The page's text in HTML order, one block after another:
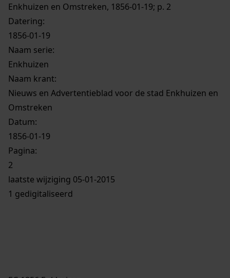
Enkhuizen en Omstreken, 1856-01-19; p. 2
Datering:
1856-01-19
Naam serie:
Enkhuizen
Naam krant:
Nieuws en Advertentieblad voor de stad Enkhuizen en
Omstreken
Datum:
1856-01-19
Pagina:
2
laatste wijziging 05-01-2015
1 gedigitaliseerd